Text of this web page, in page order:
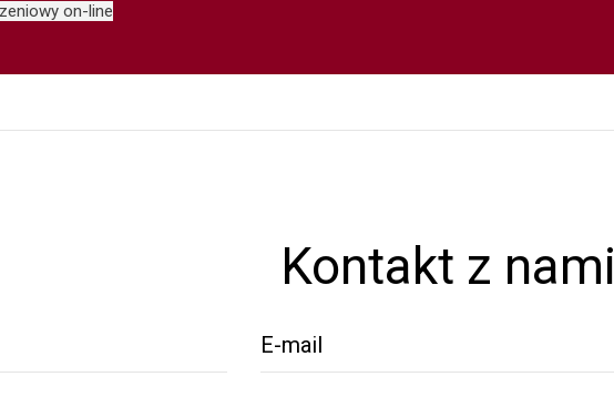
on-line
Kontakt z nami
E-mail